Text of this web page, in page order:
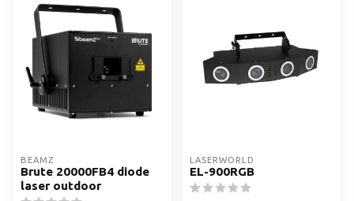
BEAMZ
Brute 20000FB4 diode
laser outdoor
LASERWORLD
EL-900RGB